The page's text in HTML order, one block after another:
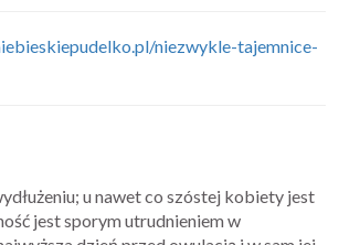
niezwykle-tajemnice-
u nawet co szóstej kobiety jest
jest sporym utrudnieniem w